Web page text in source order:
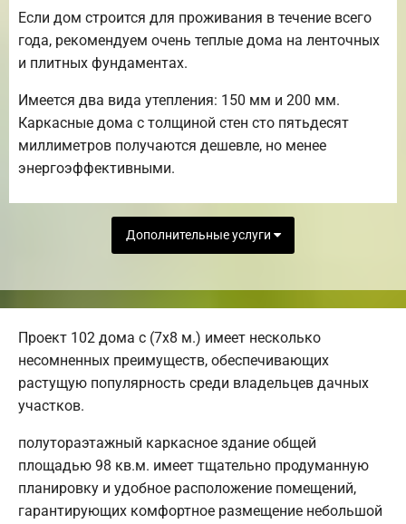
Если дом строится для проживания в течение всего
года, рекомендуем очень теплые дома на ленточных
и плитных фундаментах.
Имеется два вида утепления: 150 мм и 200 мм.
Каркасные дома с толщиной стен сто пятьдесят
миллиметров получаются дешевле, но менее
энергоэффективными.
Дополнительные услуги
Проект 102 дома с (7х8 м.) имеет несколько
несомненных преимуществ, обеспечивающих
растущую популярность среди владельцев дачных
участков.
полутораэтажный каркасное здание общей
площадью 98 кв.м. имеет тщательно продуманную
планировку и удобное расположение помещений,
гарантирующих комфортное размещение небольшой